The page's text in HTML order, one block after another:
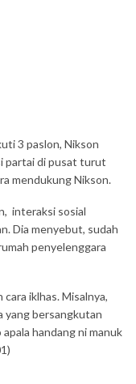
3 paslon, Nikson
partai di pusat turut
mendukung Nikson.
interaksi sosial
Dia menyebut, sudah
penyelenggara
iklhas. Misalnya,
yang bersangkutan
handang ni manuk